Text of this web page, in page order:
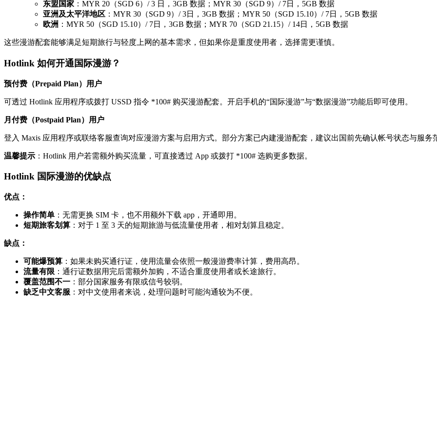
东盟国家 ：MYR 20（SGD 6）/ 3 日，3GB 数据；MYR 30（SGD 9）/ 7日，5GB 数据
亚洲及太平洋地区 ：MYR 30（SGD 9）/ 3日，3GB 数据；MYR 50（SGD 15.10）/ 7日，5GB 数据
欧洲 ：MYR 50（SGD 15.10）/ 7日，3GB 数据；MYR 70（SGD 21.15）/ 14日，5GB 数据
这些漫游配套能够满足短期旅行与轻度上网的基本需求，但如果你是重度使用者，选择需更谨慎。
Hotlink 如何开通国际漫游？
预付费（Prepaid Plan）用户
可透过 Hotlink 应用程序或拨打 USSD 指令 *100# 购买漫游配套。开启手机的“国际漫游”与“数据漫游”功能后即可使用。
月付费（Postpaid Plan）用户
登入 Maxis 应用程序或联络客服查询对应漫游方案与启用方式。部分方案已内建漫游配套，建议出国前先确认帐号状态与服务
温馨提示 ：Hotlink 用户若需额外购买流量，可直接透过 App 或拨打 *100# 选购更多数据。
Hotlink 国际漫游的优缺点
优点：
操作简单 ：无需更换 SIM 卡，也不用额外下载 app，开通即用。
短期旅客划算 ：对于 1 至 3 天的短期旅游与低流量使用者，相对划算且稳定。
缺点：
可能爆预算 ：如果未购买通行证，使用流量会依照一般漫游费率计算，费用高昂。
流量有限 ：通行证数据用完后需额外加购，不适合重度使用者或长途旅行。
覆盖范围不一 ：部分国家服务有限或信号较弱。
缺乏中文客服 ：对中文使用者来说，处理问题时可能沟通较为不便。